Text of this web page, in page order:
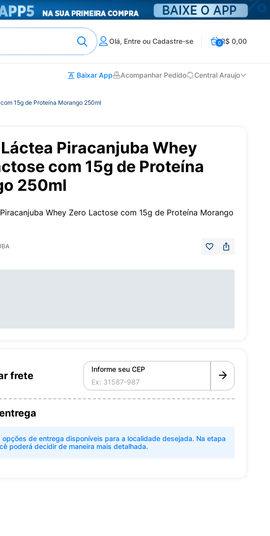
Olá, Entre ou Cadastre-se 0R$ 0,00
Baixar App Acompanhar Pedido Central Araujo
15g de Proteína Morango 250ml
Piracanjuba Whey
com 15g de Proteína
250ml
Whey Zero Lactose com 15g de Proteína Morango
frete
Informe seu CEP
opções de entrega disponíveis para a localidade desejada. Na etapa
poderá decidir de maneira mais detalhada.